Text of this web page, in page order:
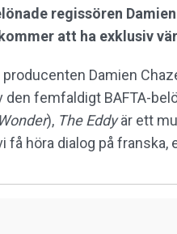
regissören
att ha exklusiv
producenten Damien
den femfaldigt BAFTA-
), The Eddyär ett
få höra dialog på franska,